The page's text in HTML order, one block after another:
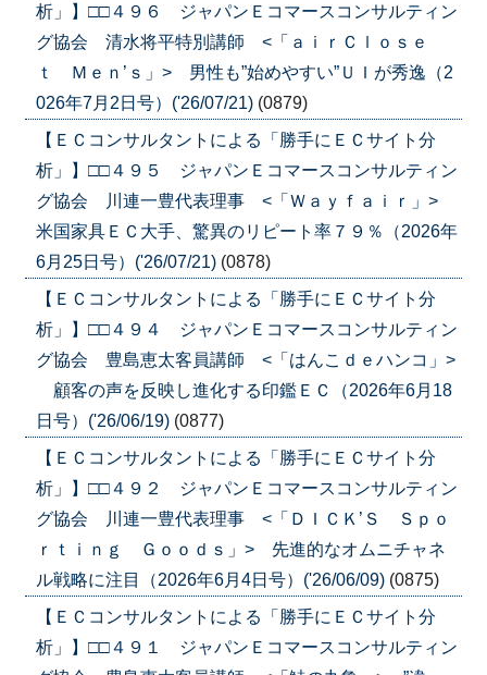
析」】□□４９６ ジャパンＥコマースコンサルティン
グ協会 清水将平特別講師 <「ａｉｒＣｌｏｓｅ
ｔ Ｍｅｎ’ｓ」> 男性も”始めやすい”ＵＩが秀逸（2
026年7月2日号）('26/07/21) (0879)
【ＥＣコンサルタントによる「勝手にＥＣサイト分
析」】□□４９５ ジャパンＥコマースコンサルティン
グ協会 川連一豊代表理事 <「Ｗａｙｆａｉｒ」>
米国家具ＥＣ大手、驚異のリピート率７９％（2026年
6月25日号）('26/07/21) (0878)
【ＥＣコンサルタントによる「勝手にＥＣサイト分
析」】□□４９４ ジャパンＥコマースコンサルティン
グ協会 豊島恵太客員講師 <「はんこｄｅハンコ」>
顧客の声を反映し進化する印鑑ＥＣ（2026年6月18
日号）('26/06/19) (0877)
【ＥＣコンサルタントによる「勝手にＥＣサイト分
析」】□□４９２ ジャパンＥコマースコンサルティン
グ協会 川連一豊代表理事 <「ＤＩＣＫ’Ｓ Ｓｐｏ
ｒｔｉｎｇ Ｇｏｏｄｓ」> 先進的なオムニチャネ
ル戦略に注目（2026年6月4日号）('26/06/09) (0875)
【ＥＣコンサルタントによる「勝手にＥＣサイト分
析」】□□４９１ ジャパンＥコマースコンサルティン